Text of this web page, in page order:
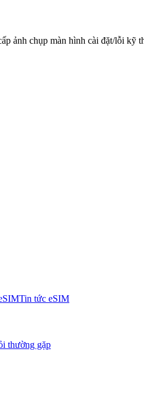
ảnh chụp màn hình cài đặt/lỗi
Tin tức eSIM
thường gặp